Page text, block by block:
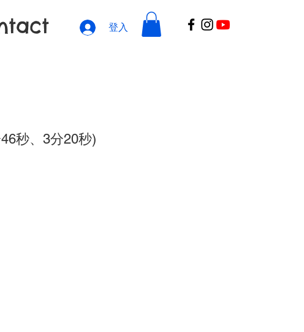
登入
秒、3分20秒)